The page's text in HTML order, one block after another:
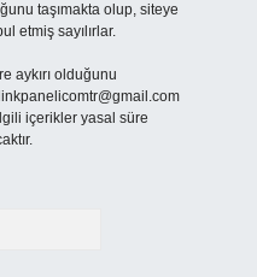
taşımakta olup, siteye
etmiş sayılırlar.
aykırı olduğunu
içerikler yasal süre